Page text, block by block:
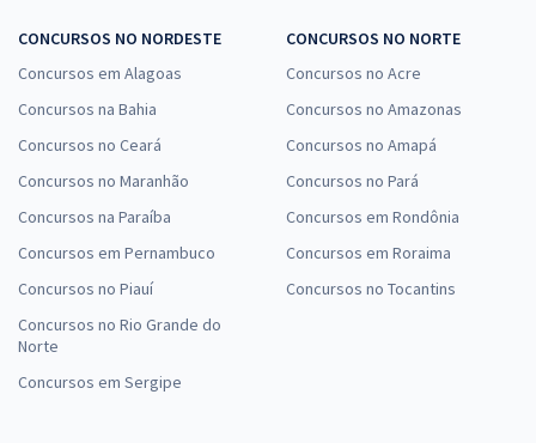
CONCURSOS NO NORDESTE
Concursos em Alagoas
Concursos na Bahia
Concursos no Ceará
Concursos no Maranhão
Concursos na Paraíba
Concursos em Pernambuco
Concursos no Piauí
Concursos no Rio Grande do
Norte
Concursos em Sergipe
CONCURSOS NO NORTE
Concursos no Acre
Concursos no Amazonas
Concursos no Amapá
Concursos no Pará
Concursos em Rondônia
Concursos em Roraima
Concursos no Tocantins